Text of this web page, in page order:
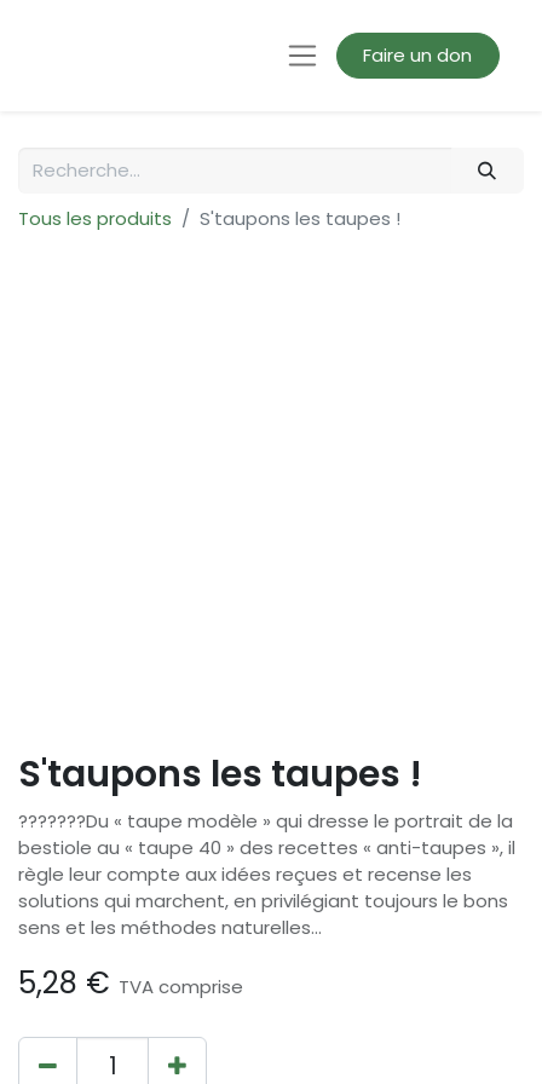
Faire un don
Tous les produits S'taupons les taupes !
S'taupons les taupes !
???????Du « taupe modèle » qui dresse le portrait de la
bestiole au « taupe 40 » des recettes « anti-taupes », il
règle leur compte aux idées reçues et recense les
solutions qui marchent, en privilégiant toujours le bons
sens et les méthodes naturelles...
5,28 € TVA comprise